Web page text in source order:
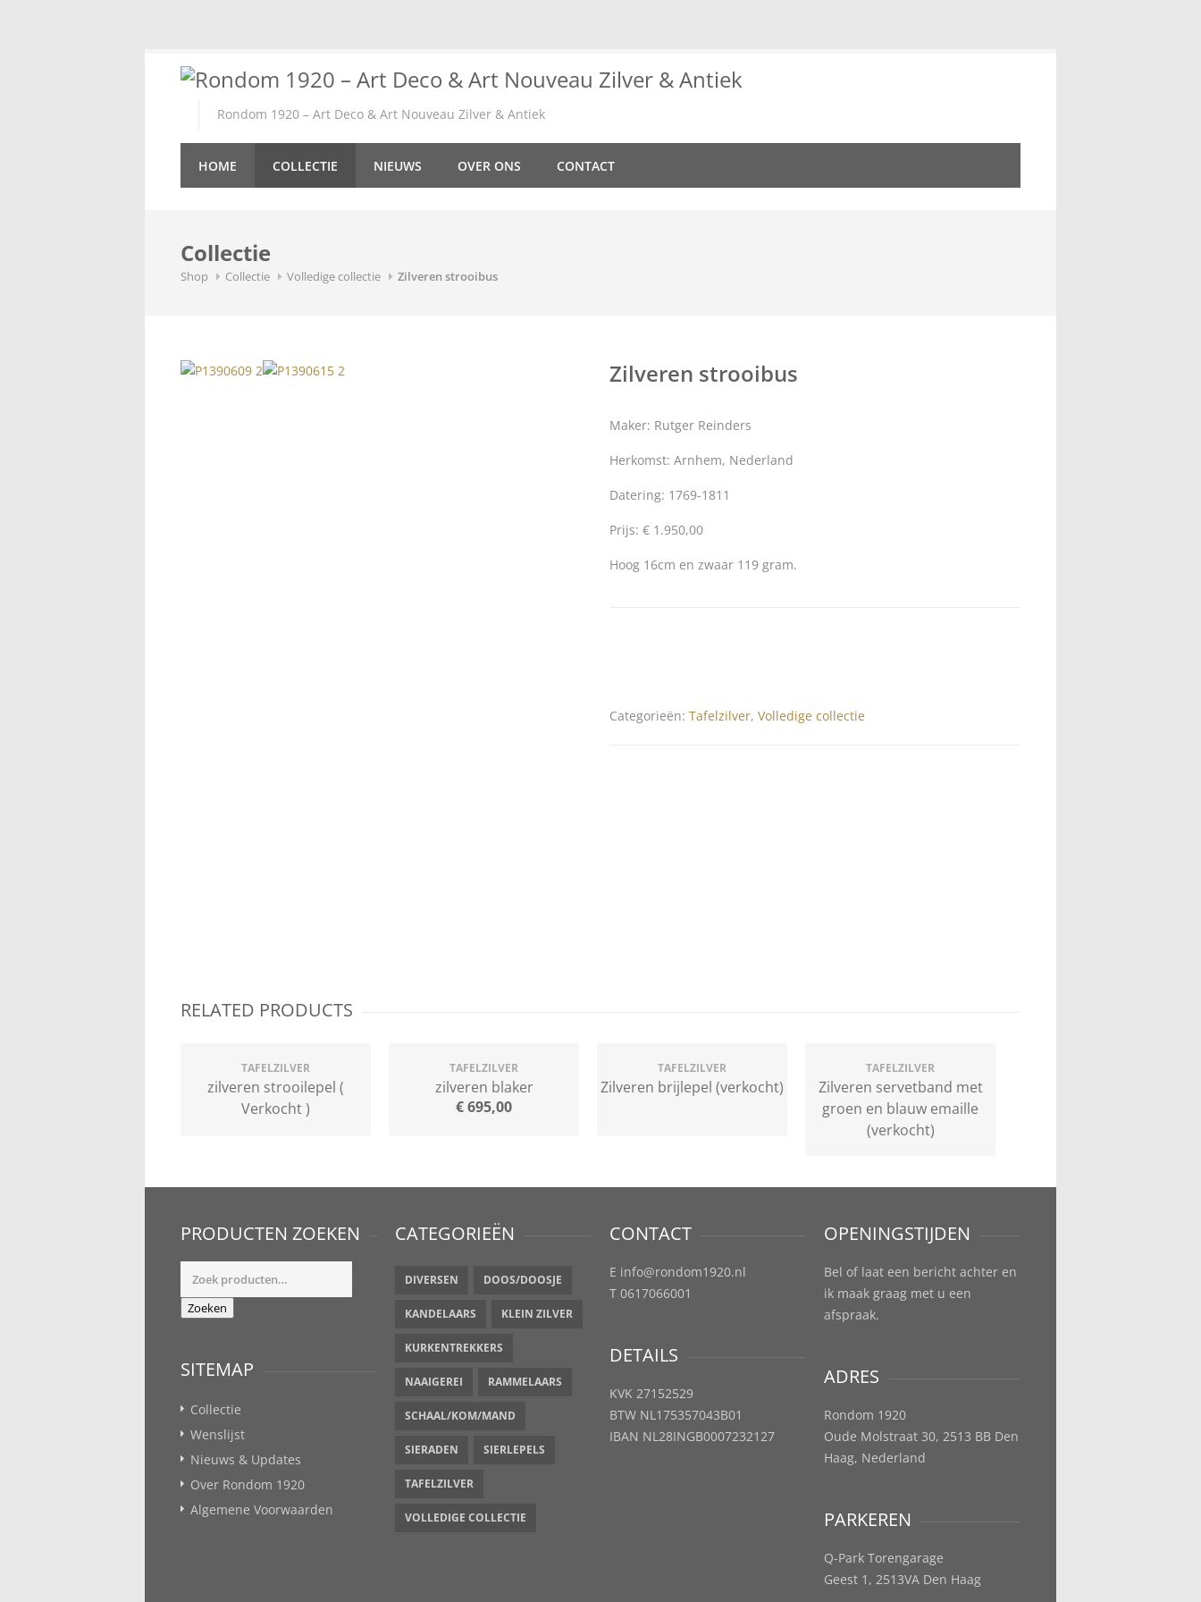
Rondom 1920 – Art Deco & Art Nouveau Zilver & Antiek
HOME COLLECTIE NIEUWS OVER ONS CONTACT
Collectie
Shop Collectie Volledige collectie Zilveren strooibus
Zilveren strooibus
Maker: Rutger Reinders
Herkomst: Arnhem, Nederland
Datering: 1769-1811
Prijs: € 1.950,00
Hoog 16cm en zwaar 119 gram.
Categorieën: Tafelzilver, Volledige collectie
RELATED PRODUCTS
TAFELZILVER
zilveren strooilepel (
Verkocht )
TAFELZILVER
zilveren blaker
€695,00
TAFELZILVER
Zilveren brijlepel (verkocht)
TAFELZILVER
Zilveren servetband met
groen en blauw emaille
(verkocht)
PRODUCTEN ZOEKEN
Zoeken
Zoeken
SITEMAP
Collectie
Wenslijst
Nieuws & Updates
Over Rondom 1920
Algemene Voorwaarden
CATEGORIEËN
DIVERSEN DOOS/DOOSJE
KANDELAARS KLEIN ZILVER
KURKENTREKKERS
NAAIGEREI RAMMELAARS
SCHAAL/KOM/MAND
SIERADEN SIERLEPELS
TAFELZILVER
VOLLEDIGE COLLECTIE
CONTACT
E info@rondom1920.nl
T 0617066001
DETAILS
KVK 27152529
BTW NL175357043B01
IBAN NL28INGB0007232127
OPENINGSTIJDEN
Bel of laat een bericht achter en
ik maak graag met u een
afspraak.
ADRES
Rondom 1920
Oude Molstraat 30, 2513 BB Den
Haag, Nederland
PARKEREN
Q-Park Torengarage
Geest 1, 2513VA Den Haag